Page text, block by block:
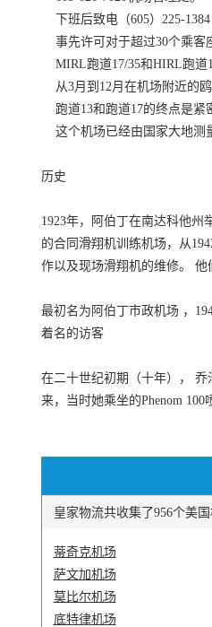
下班后致电（605）225-1384
事先许可对于超过30个乘客
MIRL跑道17/35和HIRL跑道
从3月到12月在机场附近的鸥
跑道13和跑道17的终点是紧
这个机场已经由国家大地测
历史
1923年，阿伯丁在南达科他
的合同滑翔机训练机场，从
作以及现场滑翔机的维修。 他
最初名为阿伯丁市政机场 ，
着名的访客
在二十世纪初期（十年）， 乔
来，当时她乘坐的Phenom
皇家物流共收集了956个美
蒂奇克机场
萨文加机场
莫比尔机场
底特律机场